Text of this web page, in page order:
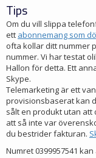
Tips
Om du vill slippa
ett abonnemang som
ofta kollar ditt nummer
nummer. Vi har testat
Hallon för detta. Ett
Skype.
Telemarketing är ett
provisionsbaserat kan
sålt en produkt utan
att så inte var
du bestrider fakturan.
Numret 0399957541